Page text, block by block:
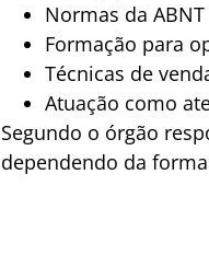
Normas da
Formação para
Técnicas de
Atuação como
Segundo o órgão
dependendo da